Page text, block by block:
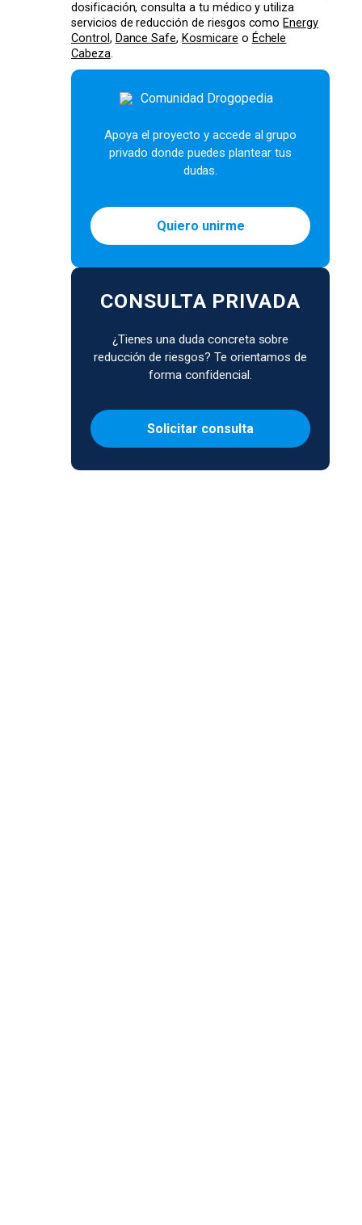
dosificación, consulta a tu médico y utiliza
servicios de reducción de riesgos como Energy
Control , Dance Safe, Kosmicare o Échele
Cabeza.
Apoya el proyecto y accede al grupo
privado donde puedes plantear tus
dudas.
Quiero unirme
CONSULTA PRIVADA
¿Tienes una duda concreta sobre
reducción de riesgos? Te orientamos de
forma confidencial.
Solicitar consulta